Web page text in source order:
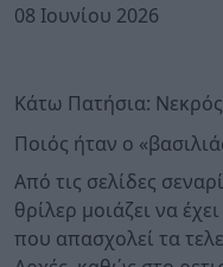
08 Ιουνίου 2026
Κάτω Πατήσια:
Ποιός ήταν ο
Από τις σελίδες
θρίλερ μοιάζει να
που απασχολεί τα